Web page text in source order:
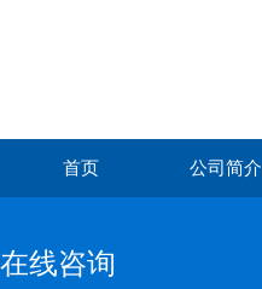
首页 公司简介
在线咨询